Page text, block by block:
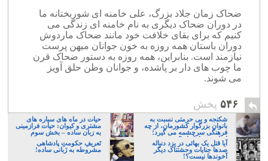
ضحاک زمان جلاد بزرگ، علی خامنه ای شوربختانه ما
در دوران ضحاک دیگری به نام خامنه ای زندگی می
کنیم که برای بقای خلافت خود مانند ضحاک ماردوش
دوران باستان همه روزه به خون جوانان میهن پرست
نیازمند است. بنابراین، همه روزه به دستور ضحاک قرن
ما چوب های دار بر پاشده، و جوانان وطن حلق آویز
می شوند.
۵۴۶ پخش
شکنجه و بی حرمتی نسبت به
بانوان بزرگوار کشورمان، از چه
فرهنگی سرچشمه می گیرد؛
ایرانی، و یا تازیان؟
حیات در ماه های سیاره های
مشتری و کیوان: حیات فرازمینی
به زبان ساده – بخش سوم
آیا قتل یک بهائی در یزد دنباله
صدها جنایات وحشتناک دیگر
آخوندها نیست؟!
تَعریفِ حکومتِ پادشاهی
مشروطه به زَبانی ساده!